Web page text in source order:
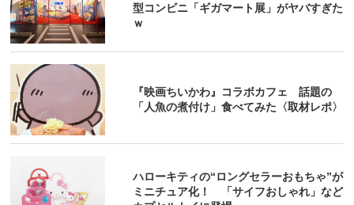
型コンビニ「ギガマート展」がヤバすぎた
ｗ
『映画ちいかわ』コラボカフェ 話題の
「人魚の煮付け」食べてみた〈取材レポ〉
ハローキティの“ロングセラーおもちゃ”が
ミニチュア化！ 「サイフおしゃれ」など